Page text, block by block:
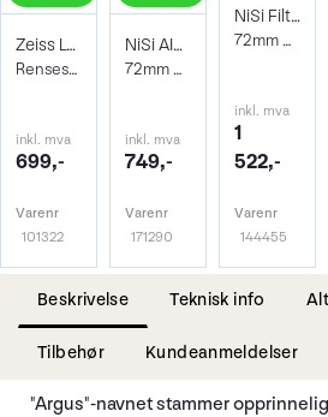
Zeiss Lens Cleaning Kit
Rensesett for objektiv og kamera
inkl. mva
699,-
Varenr
101322
NiSi AIR Protector Filter 72mm
72mm Beskyttelsesfilter
inkl. mva
749,-
Varenr
171290
NiSi Filter Circ Polarizer True Color 72
72mm Pro Nano Pola Filter
inkl. mva
1
522,-
Varenr
144455
Beskrivelse Teknisk info
Tilbehør Kundeanmeldelser
"Argus"-navnet stammer